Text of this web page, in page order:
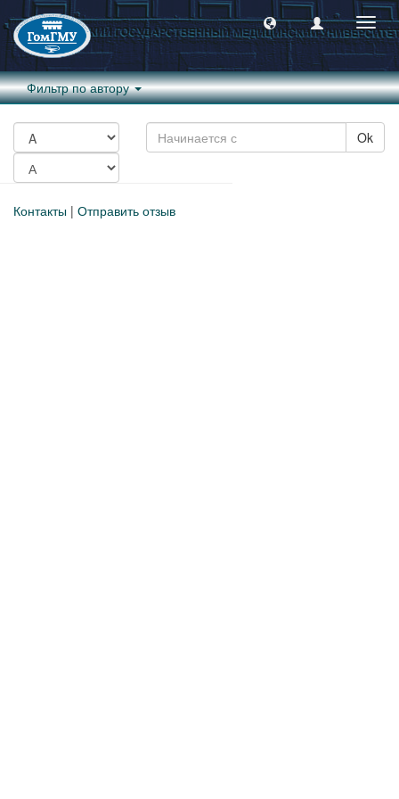
Фильтр по автору
Ok
Контакты | Отправить отзыв